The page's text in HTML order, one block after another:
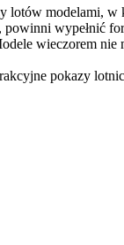
lotów modelami,
wypełnić
wieczorem
pokazy